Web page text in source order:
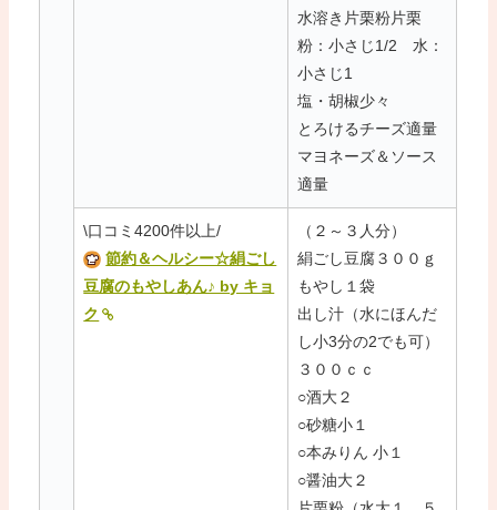
水溶き片栗粉片栗
粉：小さじ1/2 水：
小さじ1
塩・胡椒少々
とろけるチーズ適量
マヨネーズ＆ソース
適量
\口コミ4200件以上/
節約＆ヘルシー☆絹ごし
豆腐のもやしあん♪ by キョ
ク
（２～３人分）
絹ごし豆腐３００ｇ
もやし１袋
出し汁（水にほんだ
し小3分の2でも可）
３００ｃｃ
○酒大２
○砂糖小１
○本みりん 小１
○醤油大２